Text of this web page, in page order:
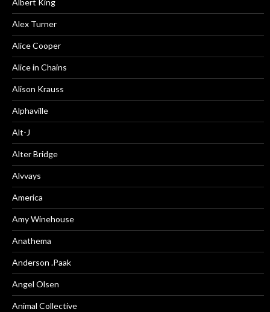
Albert King
Alex Turner
Alice Cooper
Alice in Chains
Alison Krauss
Alphaville
Alt-J
Alter Bridge
Alvvays
America
Amy Winehouse
Anathema
Anderson .Paak
Angel Olsen
Animal Collective